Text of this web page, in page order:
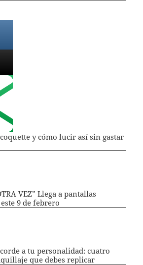
y cómo lucir así sin gastar
VEZ” Llega a pantallas
9 de febrero
a tu personalidad: cuatro
que debes replicar